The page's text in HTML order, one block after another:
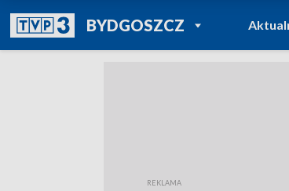
BYDGOSZCZPOWRÓT DO
TVP REGIONY